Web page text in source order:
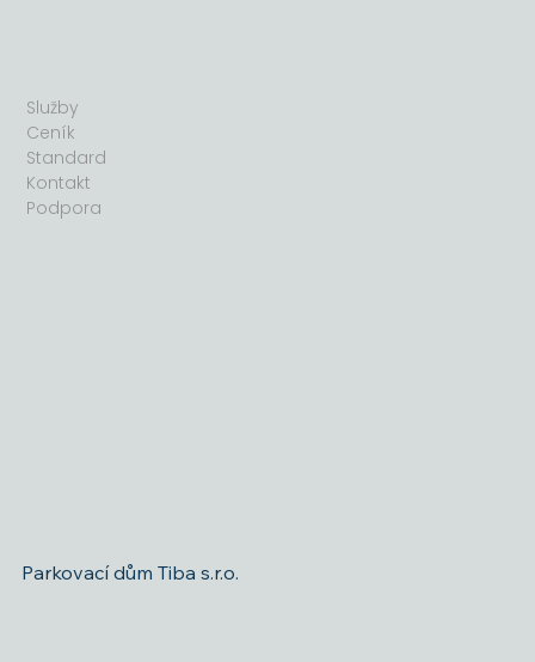
Služby
Ceník
Standard
Kontakt
Podpora
Parkovací dům Tiba s.r.o.